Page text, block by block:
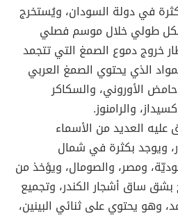
في دولة السودان، ويُستخرج
طولي خلال موسم فصلي
خروج دموع الصمغ التي تتجمد
الذي يحتوي الصمغ العربي
الأوروني، والسكاكر
والرامنوز.
عليه العديد من الأسماء
ويوجد بكثرة في شمال
ومصر، والصومال، ويؤخذ من
بشق ساق أشجار الكندر، وتجميع
وهو يحتوي على ثنائي البينين،